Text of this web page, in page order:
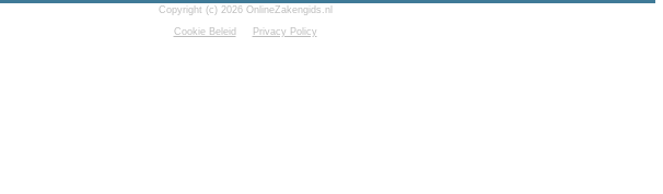
Copyright (c) 2026 OnlineZakengids.nl
Cookie Beleid
Privacy Policy